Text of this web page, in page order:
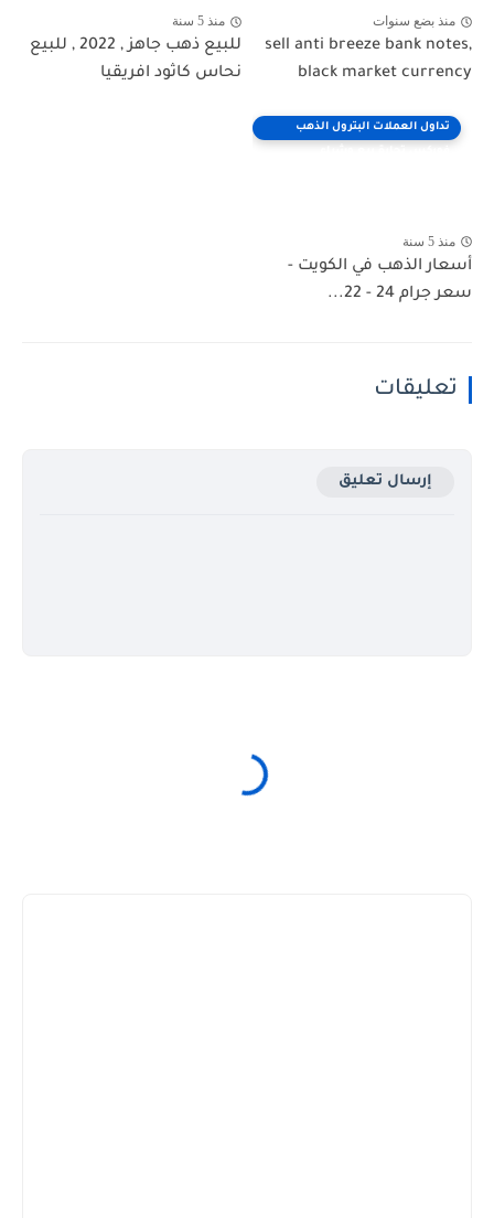
منذ بضع سنوات
sell anti breeze bank notes,
black market currency
منذ 5 سنة
للبيع ذهب جاهز , 2022 , للبيع
نحاس كاثود افريقيا
تداول العملات البترول الذهب
منذ 5 سنة
أسعار الذهب في الكويت -
سعر جرام 24 - 22...
تعليقات
إرسال تعليق